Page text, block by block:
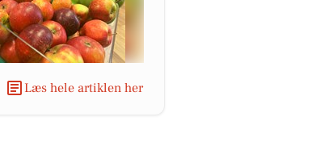
Læs hele artiklen her